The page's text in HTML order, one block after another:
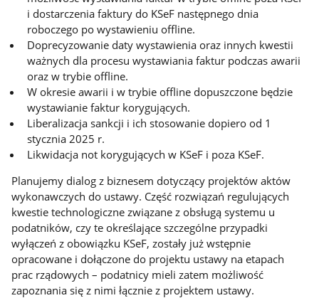
i dostarczenia faktury do KSeF następnego dnia
roboczego po wystawieniu offline.
Doprecyzowanie daty wystawienia oraz innych kwestii
ważnych dla procesu wystawiania faktur podczas awarii
oraz w trybie offline.
W okresie awarii i w trybie offline dopuszczone będzie
wystawianie faktur korygujących.
Liberalizacja sankcji i ich stosowanie dopiero od 1
stycznia 2025 r.
Likwidacja not korygujących w KSeF i poza KSeF.
Planujemy dialog z biznesem dotyczący projektów aktów
wykonawczych do ustawy. Część rozwiązań regulujących
kwestie technologiczne związane z obsługą systemu u
podatników, czy te określające szczególne przypadki
wyłączeń z obowiązku KSeF, zostały już wstępnie
opracowane i dołączone do projektu ustawy na etapach
prac rządowych – podatnicy mieli zatem możliwość
zapoznania się z nimi łącznie z projektem ustawy.